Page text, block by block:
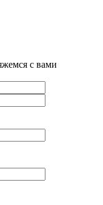
с вами